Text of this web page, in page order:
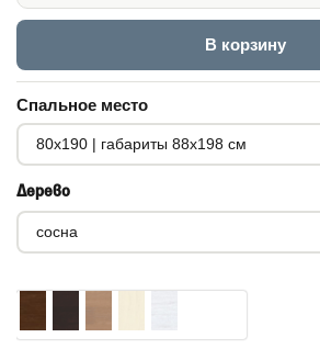
В корзину
Спальное место
Дерево